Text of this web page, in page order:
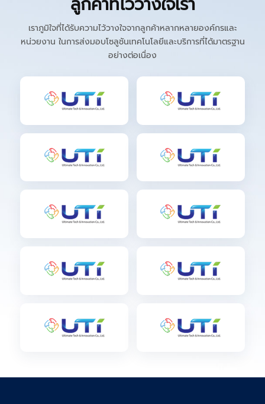
เราภูมิใจที่ได้รับความไว้วางใจจากลูกค้าหลากหลายองค์กรและ
หน่วยงาน ในการส่งมอบโซลูชันเทคโนโลยีและบริการที่ได้มาตรฐาน
อย่างต่อเนื่อง